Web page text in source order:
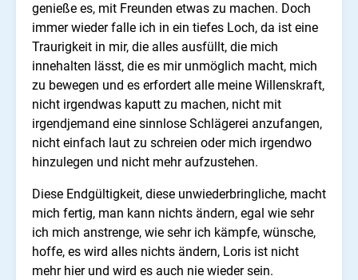
genieße es, mit Freunden etwas zu machen. Doch
immer wieder falle ich in ein tiefes Loch, da ist eine
Traurigkeit in mir, die alles ausfüllt, die mich
innehalten lässt, die es mir unmöglich macht, mich
zu bewegen und es erfordert alle meine Willenskraft,
nicht irgendwas kaputt zu machen, nicht mit
irgendjemand eine sinnlose Schlägerei anzufangen,
nicht einfach laut zu schreien oder mich irgendwo
hinzulegen und nicht mehr aufzustehen.
Diese Endgültigkeit, diese unwiederbringliche, macht
mich fertig, man kann nichts ändern, egal wie sehr
ich mich anstrenge, wie sehr ich kämpfe, wünsche,
hoffe, es wird alles nichts ändern, Loris ist nicht
mehr hier und wird es auch nie wieder sein.